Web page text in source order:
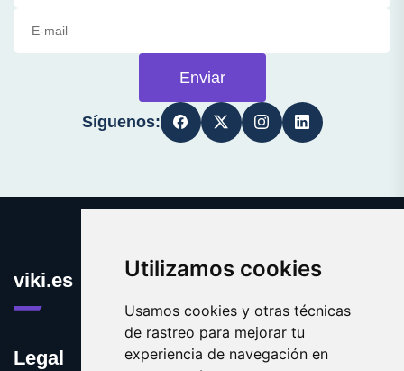
Utilizamos cookies
Usamos cookies y otras técnicas
de rastreo para mejorar tu
experiencia de navegación en
Enviar
Síguenos:
viki.es
Legal